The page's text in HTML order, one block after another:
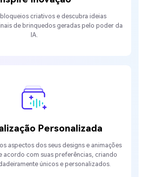
criativos e descubra ideias
de brinquedos geradas pelo poder da
IA.
Personalizada
aspectos dos seus designs e animações
acordo com suas preferências, criando
únicos e personalizados.